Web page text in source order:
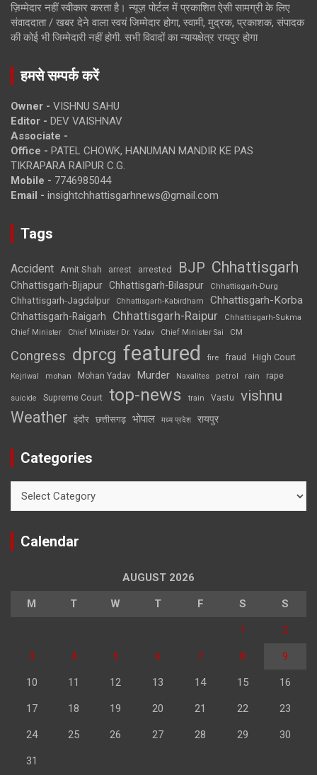
ज़िम्मेदार नहीं स्वीकार करता है। न्यूज़ पोर्टल में प्रकाशित ऐसी सामग्री के लिए
संवाददाता / खबर देने वाला स्वयं जिम्मेदार होगा, स्वामी, मुद्रक, प्रकाशक, संपादक
की कोई भी जिम्मेदारी नहीं होगी. सभी विवादों का न्यायक्षेत्र रायपुर होगा
हमसे सम्पर्क करें
Owner - VISHNU SAHU
Editor - DEV VAISHNAV
Associate -
Office - PATEL CHOWK, HANUMAN MANDIR KE PAS
TIKRAPARA RAIPUR C.G.
Mobile - 7746985044
Email - insightchhattisgarhnews@gmail.com
Tags
Accident Amit Shah arrest arrested BJP Chhattisgarh
Chhattisgarh-Bijapur Chhattisgarh-Bilaspur Chhattisgarh-Durg
Chhattisgarh-Jagdalpur Chhattisgarh-Kabirdham Chhattisgarh-Korba
Chhattisgarh-Raigarh Chhattisgarh-Raipur
Chhattisgarh-Sukma
Chief Minister
Chief Minister Dr. Yadav Chief Minister Sai CM
Congress dprcg featured fire fraud High Court
Kejriwal mohan Mohan Yadav Murder Naxalites petrol rain rape
suicide Supreme Court top-news train Vastu vishnu
Weather इंदौर छत्तीसगढ़ भोपाल मध्य प्रदेश रायपुर
Categories
Calendar
AUGUST 2026
M T W T F S S
1 2
3 4 5 6 7 8 9
10 11 12 13 14 15 16
17 18 19 20 21 22 23
24 25 26 27 28 29 30
31